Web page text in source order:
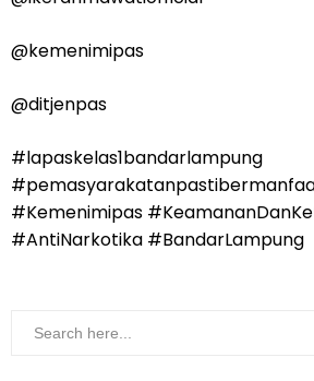
@kemenimipas
@ditjenpas
#lapaskelas1bandarlampung
#Kemenimipas
#AntiNarkotika #BandarLampung